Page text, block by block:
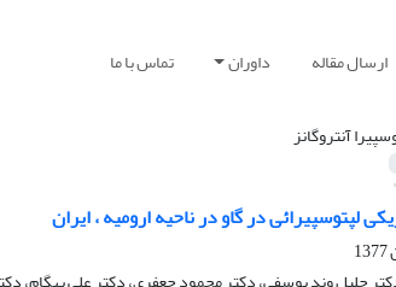
ارسال مقاله داوران تماس با ما
آنتروگانز
لپتوسپیرائی در گاو در ناحیه ارومیه ، ایران